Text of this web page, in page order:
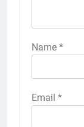
Name *
Email *